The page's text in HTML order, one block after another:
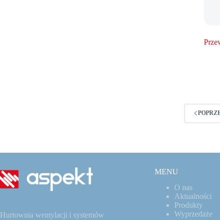
Hurtownia wentylacji i systemów
MENU
O nas
Aktualności
Produkty
Wyprzedaże